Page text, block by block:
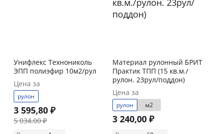
Унифлекс Технониколь
ЭПП полиэфир 10м2/рул
Цена за
рулон
3 595,80 ₽
5 034,00 ₽
Материал рулонный БРИТ
Практик ТПП (15 кв.м./
рулон. 23рул/поддон)
Цена за
рулон м2
3 240,00 ₽